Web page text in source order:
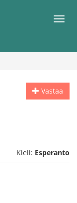
Vastaa
Kieli: Esperanto